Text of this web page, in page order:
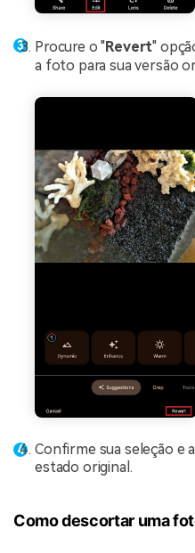
Procure o "Revert"
a foto para sua versão
Confirme sua seleção e
estado original.
Como descortar uma